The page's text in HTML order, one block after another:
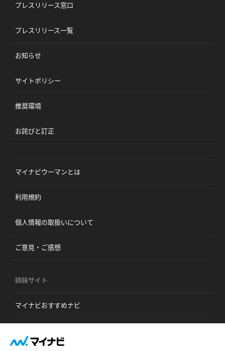
プレスリリース窓口
プレスリリース一覧
お知らせ
サイトポリシー
推奨環境
お詫びと訂正
マイナビウーマンとは
利用規約
個人情報の取扱いについて
ご意見・ご感想
姉妹サイト
マイナビおすすめナビ